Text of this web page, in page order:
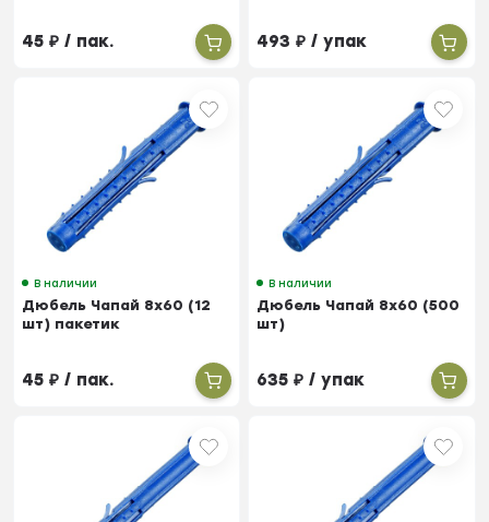
45₽ / пак. 493₽ / упак
В наличии
Дюбель Чапай 8х60 (12
шт) пакетик
45₽ / пак.
В наличии
Дюбель Чапай 8х60 (500
шт)
635₽ / упак